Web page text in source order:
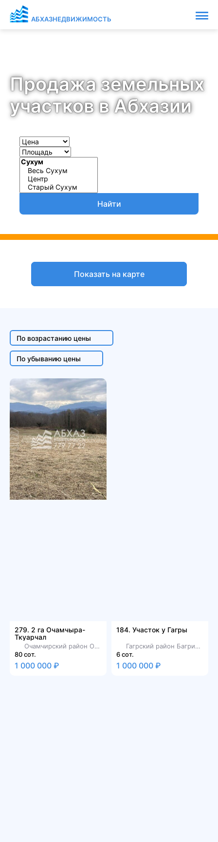
АБХАЗНЕДВИЖИМОСТЬ
Продажа земельных
участков в Абхазии
Найти
По возрастанию цены
По убыванию цены
279. 2 га Очамчыра-
Ткуарчал
Очамчирский район Очамчыра
80 сот.
1 000 000 ₽
184. Участок у Гагры
Гагрский район Багрипш
6 сот.
1 000 000 ₽